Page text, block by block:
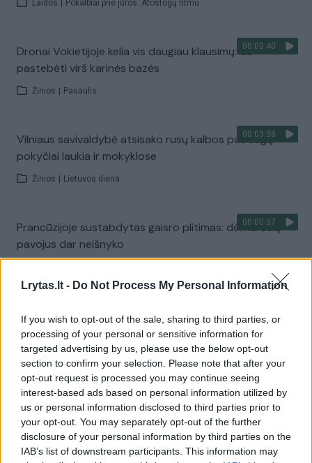
Lrytas.lt - Do Not Process My Personal Information
If you wish to opt-out of the sale, sharing to third parties, or
processing of your personal or sensitive information for
targeted advertising by us, please use the below opt-out
section to confirm your selection. Please note that after your
opt-out request is processed you may continue seeing
interest-based ads based on personal information utilized by
us or personal information disclosed to third parties prior to
your opt-out. You may separately opt-out of the further
disclosure of your personal information by third parties on the
IAB’s list of downstream participants. This information may